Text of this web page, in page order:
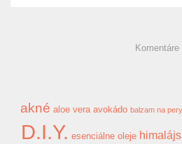
Komentáre
akné aloe vera avokádo balzam na pery
D.I.Y. esenciálne oleje